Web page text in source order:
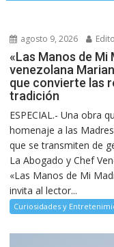
agosto 9, 2026
«Las Manos de Mi
venezolana
que convierte las
tradición
ESPECIAL.- Una obra
homenaje a las
que se transmiten de
La Abogado y Chef
«Las Manos de Mi
invita al lector...
Curiosidades y